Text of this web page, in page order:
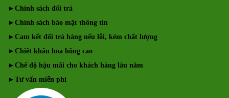
► Chính sách đổi trả
► Chính sách bảo mật thông tin
► Cam kết đổi trả hàng nếu lỗi, kém chất lượng
► Chiết khấu hoa hồng cao
► Chế độ hậu mãi cho khách hàng lâu năm
► Tư vấn miễn phí